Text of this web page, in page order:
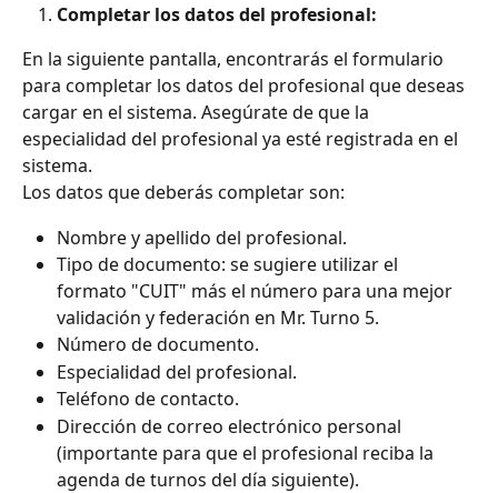
Completar los datos del profesional:
En la siguiente pantalla, encontrarás el formulario
para completar los datos del profesional que deseas
cargar en el sistema. Asegúrate de que la
especialidad del profesional ya esté registrada en el
sistema.
Los datos que deberás completar son:
Nombre y apellido del profesional.
Tipo de documento: se sugiere utilizar el
formato "CUIT" más el número para una mejor
validación y federación en Mr. Turno 5.
Número de documento.
Especialidad del profesional.
Teléfono de contacto.
Dirección de correo electrónico personal
(importante para que el profesional reciba la
agenda de turnos del día siguiente).